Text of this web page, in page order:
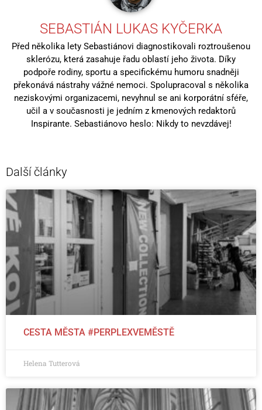
SEBASTIÁN LUKAS KYČERKA
Před několika lety Sebastiánovi diagnostikovali roztroušenou
sklerózu, která zasahuje řadu oblastí jeho života. Díky
podpoře rodiny, sportu a specifickému humoru snadněji
překonává nástrahy vážné nemoci. Spolupracoval s několika
neziskovými organizacemi, nevyhnul se ani korporátní sféře,
učil a v současnosti je jedním z kmenových redaktorů
Inspirante. Sebastiánovo heslo: Nikdy to nevzdávej!
Další články
CESTA MĚSTA #PERPLEXVEMĚSTĚ
Helena Tutterová